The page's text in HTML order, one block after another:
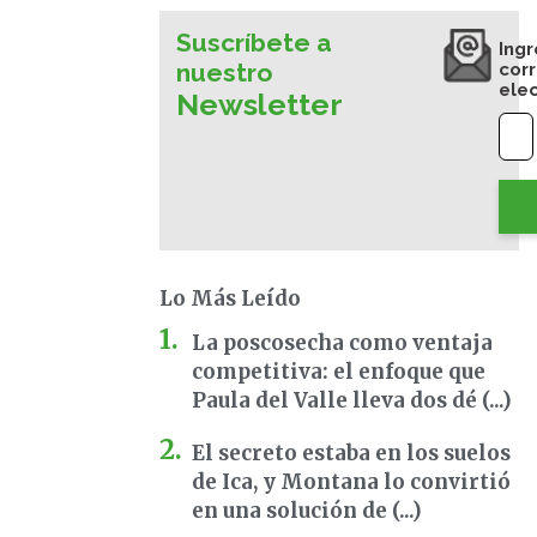
Suscríbete a
nuestro
Newsletter
Lo Más Leído
La poscosecha como ventaja
competitiva: el enfoque que
Paula del Valle lleva dos dé (...)
El secreto estaba en los suelos
de Ica, y Montana lo convirtió
en una solución de (...)